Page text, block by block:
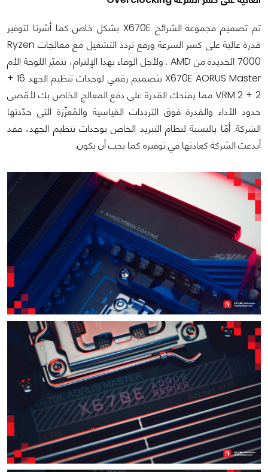
تم تصميم مجموعة الشرائح X670E بشكل خاص كما أشرنا لتوفير
قدرة عالية على كسر السرعة ورفع تردد التشغيل مع معالجات Ryzen
7000 الجديدة من AMD . ولأجل الوفاء بهذا الإلتزام، تتميّز اللوحة الأم
X670E AORUS Master بتصميم رقمي لوحدات تنظيم الجهد 16 +
2 + 2 VRM مما يمنحك القدرة على دفع المعالج الخاص بك لأقصى
حدود الأداء والقدرة فوق الترددات القياسية والمُعزّزة التي حدّدتها
الشركة. أمّا بالنسبة لنظام التبريد الخاص بوحدات تنظيم الجهد، فقد
أبدعت الشركة كعادتها في توفيره كما يجب أن يكون.